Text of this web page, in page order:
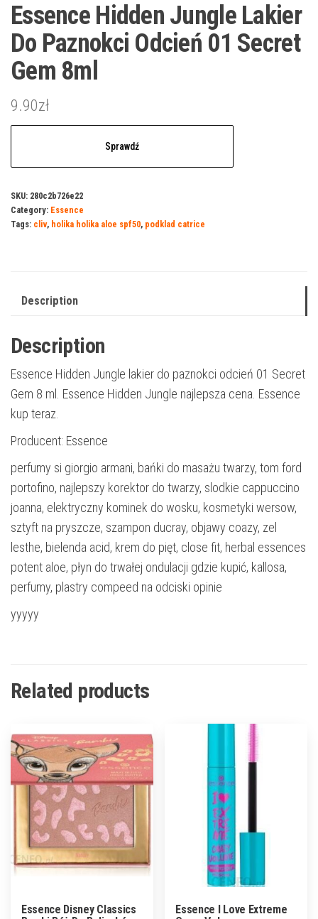
Essence Hidden Jungle Lakier
Do Paznokci Odcień 01 Secret
Gem 8ml
9.90zł
Sprawdź
SKU: 280c2b726e22
Category: Essence
Tags: cliv, holika holika aloe spf50, podklad catrice
Description
Description
Essence Hidden Jungle lakier do paznokci odcień 01 Secret
Gem 8 ml. Essence Hidden Jungle najlepsza cena. Essence
kup teraz.
Producent: Essence
perfumy si giorgio armani, bańki do masażu twarzy, tom ford
portofino, najlepszy korektor do twarzy, slodkie cappuccino
joanna, elektryczny kominek do wosku, kosmetyki wersow,
sztyft na pryszcze, szampon ducray, objawy coazy, zel
lesthe, bielenda acid, krem do pięt, close fit, herbal essences
potent aloe, płyn do trwałej ondulacji gdzie kupić, kallosa,
perfumy, plastry compeed na odciski opinie
yyyyy
Related products
Essence Disney Classics
Essence I Love Extreme